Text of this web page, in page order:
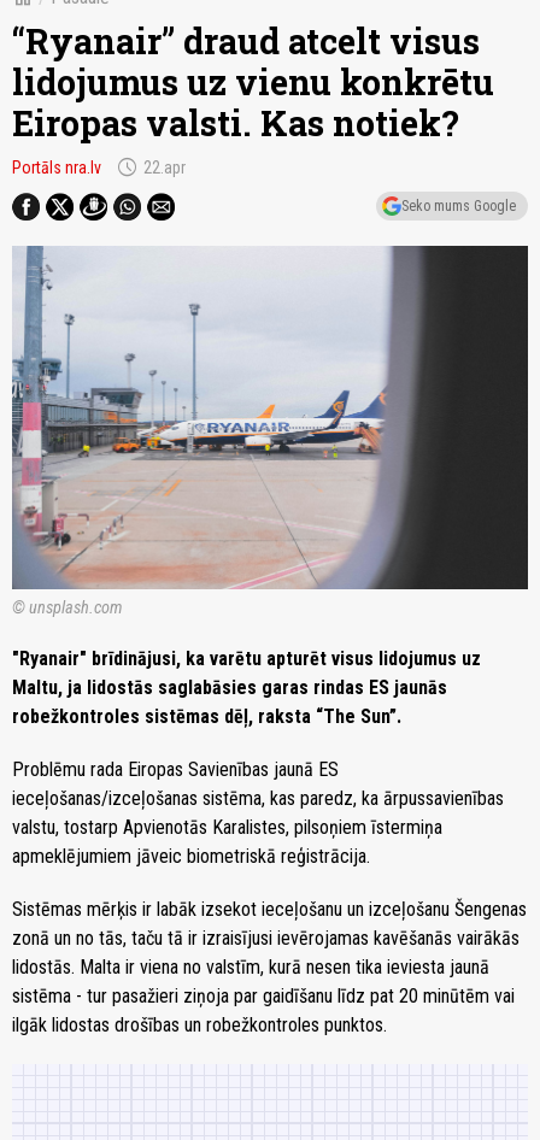
“Ryanair” draud atcelt visus
lidojumus uz vienu konkrētu
Eiropas valsti. Kas notiek?
Portāls nra.lv schedule 22.apr
Seko mums Google
© unsplash.com
"Ryanair" brīdinājusi, ka varētu apturēt visus lidojumus uz
Maltu, ja lidostās saglabāsies garas rindas ES jaunās
robežkontroles sistēmas dēļ, raksta “The Sun”.
Problēmu rada Eiropas Savienības jaunā ES
ieceļošanas/izceļošanas sistēma, kas paredz, ka ārpussavienības
valstu, tostarp Apvienotās Karalistes, pilsoņiem īstermiņa
apmeklējumiem jāveic biometriskā reģistrācija.
Sistēmas mērķis ir labāk izsekot ieceļošanu un izceļošanu Šengenas
zonā un no tās, taču tā ir izraisījusi ievērojamas kavēšanās vairākās
lidostās. Malta ir viena no valstīm, kurā nesen tika ieviesta jaunā
sistēma - tur pasažieri ziņoja par gaidīšanu līdz pat 20 minūtēm vai
ilgāk lidostas drošības un robežkontroles punktos.